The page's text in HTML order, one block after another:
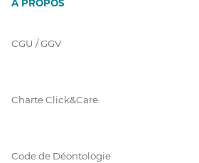
À PROPOS
CGU / GGV
Charte Click&Care
Code de Déontologie